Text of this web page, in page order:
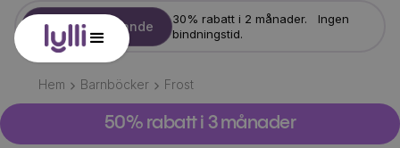
Starta erbjudande
30% rabatt i 2 månader. Ingen
bindningstid.
Hem Barnböcker Frost
50% rabatt i 3 månader